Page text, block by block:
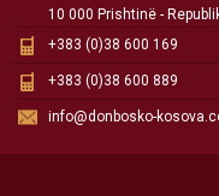
10 000 Prishtinë -
+383 (0)38 600 169
+383 (0)38 600 889
info@donbosko-